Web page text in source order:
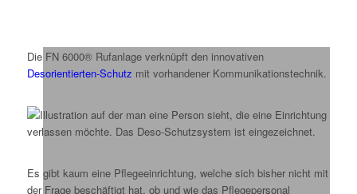
Die FN 6000® Rufanlage verknüpft den innovativen
Desorientierten-Schutz mit vorhandener Kommunikationstechnik.
Es gibt kaum eine Pflegeeinrichtung, welche sich bisher nicht mit
der Frage beschäftigt hat, ob und wie das Pflegepersonal